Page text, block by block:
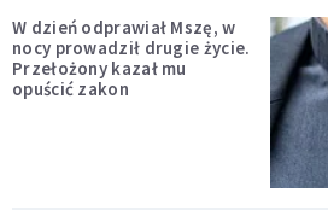
W dzień odprawiał Mszę, w
nocy prowadził drugie życie.
Przełożony kazał mu
opuścić zakon